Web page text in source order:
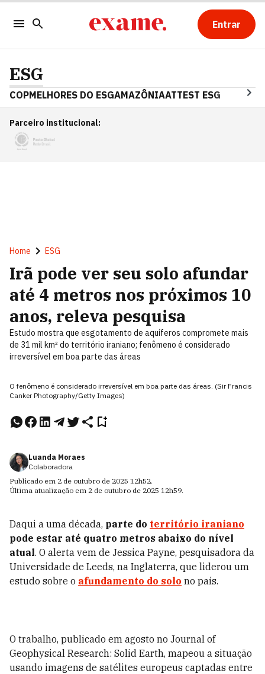
Entrar
ESG
COPMELHORES DO ESGAMAZÔNIAATTEST ESG
Parceiro institucional:
Home ESG
Irã pode ver seu solo afundar
até 4 metros nos próximos 10
anos, releva pesquisa
Estudo mostra que esgotamento de aquíferos compromete mais
de 31 mil km² do território iraniano; fenômeno é considerado
irreversível em boa parte das áreas
O fenômeno é considerado irreversível em boa parte das áreas. (Sir Francis
Canker Photography/Getty Images)
Luanda Moraes
Colaboradora
Publicado em 2 de outubro de 2025 12h52.
Última atualização em 2 de outubro de 2025 12h59.
Daqui a uma década, parte do território iraniano
pode estar até quatro metros abaixo do nível
atual. O alerta vem de Jessica Payne, pesquisadora da
Universidade de Leeds, na Inglaterra, que liderou um
estudo sobre o afundamento do solo no país.
O trabalho, publicado em agosto no Journal of
Geophysical Research: Solid Earth, mapeou a situação
usando imagens de satélites europeus captadas entre